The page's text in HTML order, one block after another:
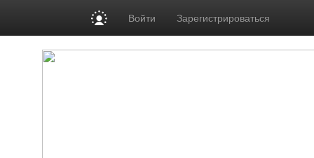
Войти Зарегистрироваться